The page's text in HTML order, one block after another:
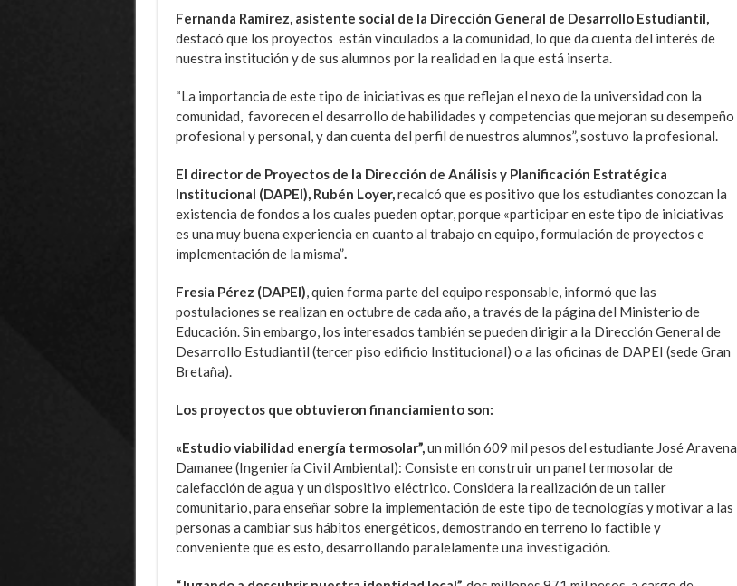
Fernanda Ramírez, asistente social de la Dirección General de Desarrollo Estudiantil,
destacó que los proyectos están vinculados a la comunidad, lo que da cuenta del interés de
nuestra institución y de sus alumnos por la realidad en la que está inserta.
“La importancia de este tipo de iniciativas es que reflejan el nexo de la universidad con la
comunidad, favorecen el desarrollo de habilidades y competencias que mejoran su desempeño
profesional y personal, y dan cuenta del perfil de nuestros alumnos”, sostuvo la profesional.
El director de Proyectosde la Dirección de Análisis y Planificación Estratégica
Institucional (DAPEI) , Rubén Loyer, recalcó que es positivo que los estudiantes conozcan la
existencia de fondos a los cuales pueden optar, porque «participar en este tipo de iniciativas
es una muy buena experiencia en cuanto al trabajo en equipo, formulación de proyectos e
implementación de la misma”.
Fresia Pérez (DAPEI) , quien forma parte del equipo responsable, informó que las
postulaciones se realizan en octubre de cada año, a través de la página del Ministerio de
Educación. Sin embargo, los interesados también se pueden dirigir a la Dirección General de
Desarrollo Estudiantil (tercer piso edificio Institucional) o a las oficinas de DAPEI (sede Gran
Bretaña).
Los proyectos que obtuvieron financiamiento son:
«Estudio viabilidad energía termosolar”, un millón 609 mil pesos del estudiante José Aravena
Damanee (Ingeniería Civil Ambiental): Consiste en construir un panel termosolar de
calefacción de agua y un dispositivo eléctrico. Considera la realización de un taller
comunitario, para enseñar sobre la implementación de este tipo de tecnologías y motivar a las
personas a cambiar sus hábitos energéticos, demostrando en terreno lo factible y
conveniente que es esto, desarrollando paralelamente una investigación.